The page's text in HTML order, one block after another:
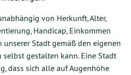
von Herkunft, Alter,
Handicap, Einkommen
unserer Stadt gemäß den eigenen
selbst gestalten kann. Eine Stadt
dass sich alle auf Augenhöhe